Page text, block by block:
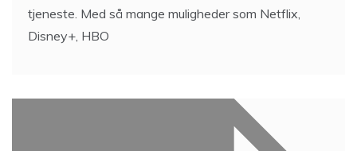
tjeneste. Med så mange muligheder som Netflix,
Disney+, HBO